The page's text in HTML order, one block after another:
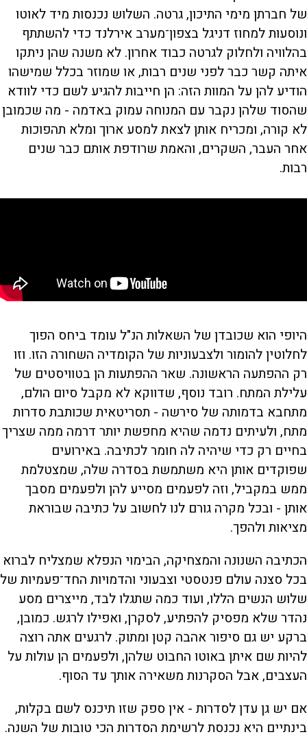
של חברתן מימי התיכון, גרטה. השלוש נכנסות מיד לאוטו
ונוסעות למחוז דניגל בצפון־מערב אירלנד כדי להשתתף
בהלוויה ולחלוק לגרטה כבוד אחרון. לא משנה שהן ניתקו
איתה קשר כבר לפני שנים רבות, או שמוזר בכלל שמישהו
הודיע להן על המוות הזה: הן חייבות להגיע לשם כדי לוודא
שהסוד שלהן נקבר עם המנוחה עמוק באדמה - מה שכמובן
לא קורה, ומכריח אותן לצאת למסע ארוך ומלא תהפוכות
אחר העבר, השקרים, והאמת שרודפת אותם כבר שנים
רבות.
היופי הוא שכובדן של השאלות הנ"ל עומד ביחס הפוך
לחלוטין להומור ולצבעוניות של הקומדיה השחורה הזו. וזו
רק ההפתעה הראשונה. שאר ההפתעות הן בטוויסטים של
עלילת המתח. רובד נוסף, שדווקא לא מקבל סיום הולם,
מתחבא בדמותה של סירשה - תסריטאית שכותבת סדרות
מתח, ולעיתים נדמה שהיא מחפשת יותר דרמה ממה שצריך
בחיים רק כדי שיהיה לה חומר לכתיבה. באירועים
שפוקדים אותן היא משתמשת בסדרה שלה, שמצטלמת
ממש במקביל, וזה לפעמים מסייע להן ולפעמים מסבך
אותן - ובכל מקרה גורם לנו לחשוב על כתיבה שבוראת
מציאות ולהפך.
הכתיבה השנונה והמצחיקה, הבימוי הנפלא שמצליח לברוא
בכל סצנה עולם פנטסטי וצבעוני והדמויות החד־פעמיות של
שלוש הנשים הללו, ועוד כמה שתגלו לבד, מייצרים מסע
נהדר שלא מפסיק להפתיע, לסקרן, ואפילו לרגש. כמובן,
ברקע יש גם סיפור אהבה קטן ומתוק. לרגעים אתה רוצה
להיות שם איתן באוטו החבוט שלהן, ולפעמים הן עולות על
העצבים, אבל הסקרנות משאירה אותך עד הסוף.
אם יש גן עדן לסדרות - אין ספק שזו תיכנס לשם בקלות,
בינתיים היא נכנסת לרשימת הסדרות הכי טובות של השנה.